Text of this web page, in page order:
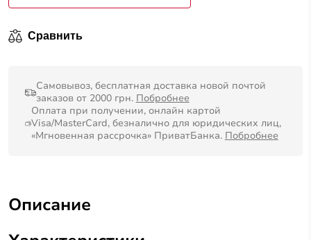
Сравнить
Самовывоз, бесплатная доставка новой почтой
заказов от 2000 грн. Побробнее
Оплата при получении, онлайн картой
Visa/MasterCard, безналично для юридических лиц,
«Мгновенная рассрочка» ПриватБанка. Побробнее
Описание